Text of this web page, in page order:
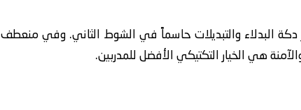
دكة البدلاء والتبديلات حاسماً في الشوط الثاني. وفي منعطف
هي الخيار التكتيكي الأفضل للمدربين.